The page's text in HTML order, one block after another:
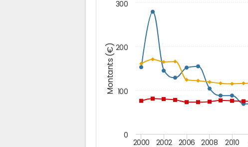
Montants (€)
2000 2002 2006 2008 2010
0
100
200
300